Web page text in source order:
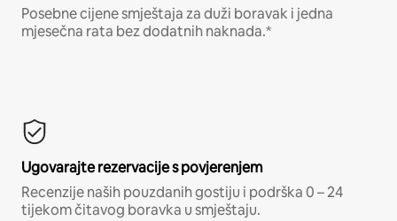
Posebne cijene smještaja za duži boravak i jedna
mjesečna rata bez dodatnih naknada.*
Ugovarajte rezervacije s povjerenjem
Recenzije naših pouzdanih gostiju i podrška 0 – 24
tijekom čitavog boravka u smještaju.